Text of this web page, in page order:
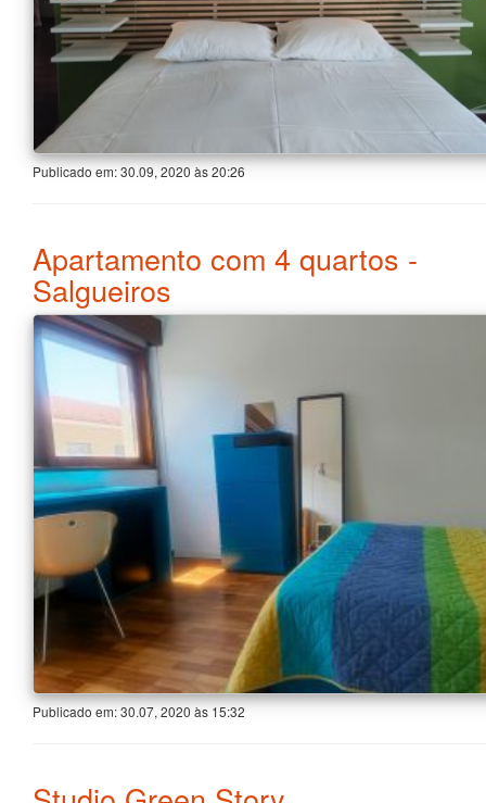
Publicado em:30.09, 2020 às20:26
Apartamento com 4 quartos -
Salgueiros
Publicado em:30.07, 2020 às 15:32